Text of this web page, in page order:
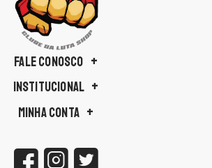
FALE CONOSCO
INSTITUCIONAL
MINHA CONTA